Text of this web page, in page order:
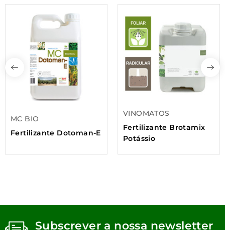
MC BIO
Fertilizante Dotoman-E
VINOMATOS
Fertilizante Brotamix
Potássio
Subscrever a nossa newsletter